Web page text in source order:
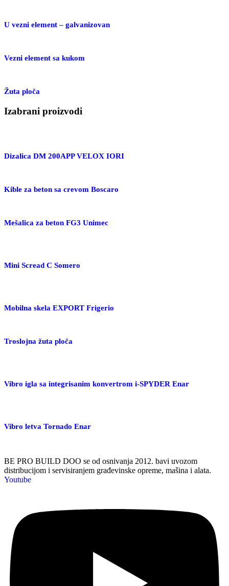
U vezni element – galvanizovan
Vezni element sa kukom
Žuta ploča
Izabrani proizvodi
Dizalica DM 200APP VELOX IORI
Kible za beton sa crevom Boscaro
Mešalica za beton FG3 Unimec
Mini Scread C Somero
Mobilna skela EXPORT Frigerio
Troslojna žuta ploča
Vibro igla sa integrisanim konvertrom i-SPYDER Enar
Vibro letva Tornado Enar
BE PRO BUILD DOO se od osnivanja 2012. bavi uvozom
distribucijom i servisiranjem građevinske opreme, mašina i alata.
Youtube